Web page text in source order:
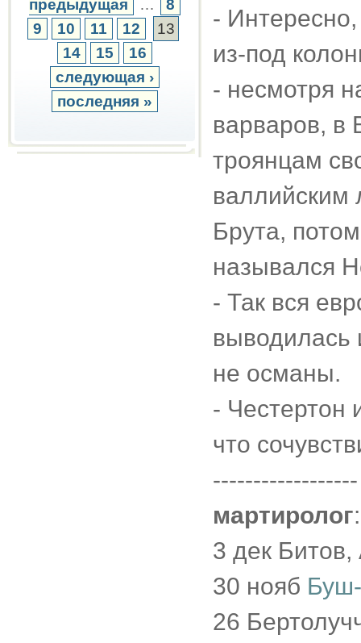
предыдущая …
8
9
10 11 12
13
14
15
16
следующая ›
последняя »
-
из-под
- несмотря
варваров, в
троянцам
валлийским
Брута,
назывался
- Так вся
выводилась
не османы.
- Честертон
что
------------------
мартиролог:
3 дек
30 нояб
26